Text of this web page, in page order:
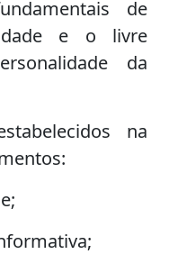
de
e o livre
da
na